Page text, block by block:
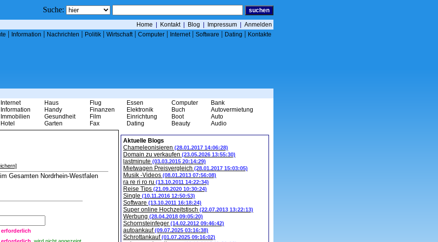
Suche:
Home Kontakt| Blog Impressum
Anmelden
| Information | Nachrichten | Politik | Wirtschaft| Computer | Internet| Software | Dating | Kontakte
Internet
Information
Immobilien
Hotel
Haus
Handy
Gesundheit
Garten
Flug
Finanzen
Film
Fax
Essen
Elektronik
Einrichtung
Dating
Computer
Buch
Boot
Beauty
Bank
Autovermietung
Auto
Audio
Gesamten Nordrhein-Westfalen
erforderlich
Aktuelle Blogs
Chameleonisieren (28.01.2017 14:06:28)
Domain zu verkaufen (23.05.2026 13:55:30)
lastminute (03.03.2015 20:14:29)
Mietwagen Preisvergleich (28.01.2017 15:03:05)
Musik -Videos (08.01.2013 07:56:08)
ra re ri ro ru (13.10.2011 14:22:34)
Reise Tips (21.09.2020 10:30:24)
Single (10.11.2016 12:50:53)
Software (13.10.2011 16:18:24)
Super online Hochzeitstisch (22.07.2013 13:22:13)
Werbung (28.04.2018 09:05:20)
Schornsteinfeger (14.02.2012 09:46:42)
autoankauf(09.07.2025 03:16:38)
Schrottankauf(01.07.2025 09:16:02)